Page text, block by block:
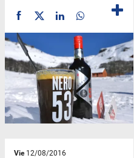
Vie12/08/2016